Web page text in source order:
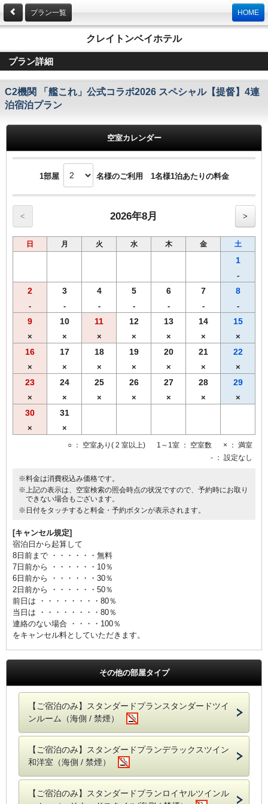
プラン一覧 HOME
クレイトンベイホテル
プラン詳細
C2機関 「艦これ」公式コラボ2026 スペシャル【提督】4連
泊宿泊プラン
空室カレンダー
1部屋 名様のご利用 1名様1泊あたりの料金
< 2026年8月 >
日 月 火 水 木 金 土
1
-
2
-
3
-
4
-
5
-
6
-
7
-
8
-
9
×
10
×
11
×
12
×
13
×
14
×
15
×
16
×
17
×
18
×
19
×
20
×
21
×
22
×
23
×
24
×
25
×
26
×
27
×
28
×
29
×
30
×
31
×
○ ： 空室あり( 2 室以上) 1～1室 ： 空室数 × ： 満室
- ： 設定なし
※料金は消費税込み価格です。
※上記の表示は、空室検索の照会時点の状況ですので、予約時にお取り
できない場合もございます。
※日付をタッチすると料金・予約ボタンが表示されます。
[キャンセル規定]
宿泊日から起算して
8日前まで ・・・・・・無料
7日前から ・・・・・・10％
6日前から ・・・・・・30％
2日前から ・・・・・・50％
前日は ・・・・・・・・80％
当日は ・・・・・・・・80％
連絡のない場合 ・・・・100％
をキャンセル料としていただきます。
その他の部屋タイプ
【ご宿泊のみ】スタンダードプランスタンダードツイ
ンルーム（海側 / 禁煙）
【ご宿泊のみ】スタンダードプランデラックスツイン
和洋室（海側 / 禁煙）
【ご宿泊のみ】スタンダードプランロイヤルツインル